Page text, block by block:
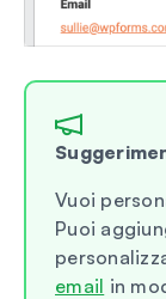
Vuoi
Puoi
email in